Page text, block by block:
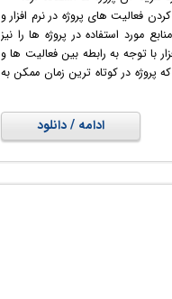
فعالیت های پروژه در نرم افزار و
مورد استفاده در پروژه ها را نیز
با توجه به رابطه بین فعالیت ها و
پروژه در کوتاه ترین زمان ممکن به
است که این نرم افزار مشخص می کند
و در چه زمانی خاتمه یابند. از
صنایع استفاده زیادی می شود.
ادامه / دانلود